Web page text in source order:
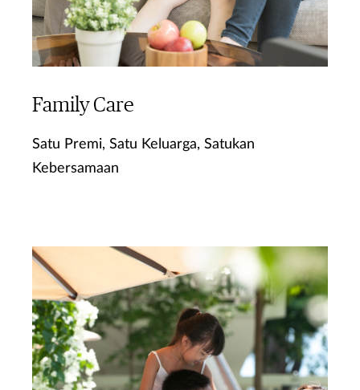
Family Care
Satu Premi, Satu Keluarga, Satukan
Kebersamaan